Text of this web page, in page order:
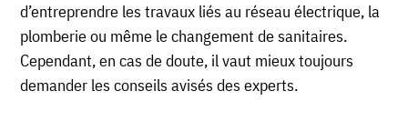
d’entreprendre les travaux liés au réseau électrique, la
plomberie ou même le changement de sanitaires.
Cependant, en cas de doute, il vaut mieux toujours
demander les conseils avisés des experts.